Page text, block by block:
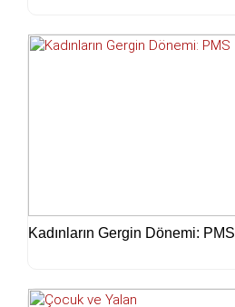
Kadınların Gergin Dönemi: PMS